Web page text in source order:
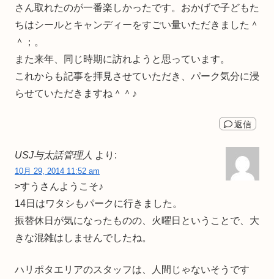
さん取れたのが一番楽しかったです。おかげで子どもた
ちはシールとキャンディーをすごい量いただきました＾
＾；。
また来年、同じ時期に訪れようと思っています。
これからも記事を拝見させていただき、パーク気分に浸
らせていただきますね＾＾♪
返信
USJ与太話管理人 より:
10月 29, 2014 11:52 am
>すうさんようこそ♪
14日はワタシもパークに行きました。
振替休日が気になったものの、火曜日ということで、大
きな混雑はしませんでしたね。
ハリポタエリアのスタッフは、人間じゃないそうです